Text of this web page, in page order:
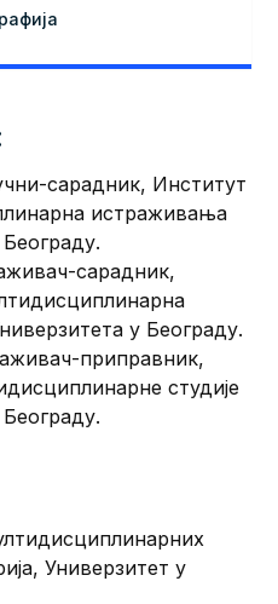
сарадник, Институт
истраживања
сарадник,
у Београду.
приправник,
студије
Универзитет у